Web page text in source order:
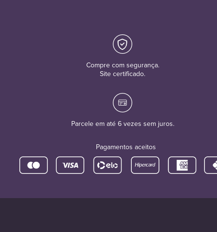
Compre com segurança.
Site certificado.
Parcele em até 6 vezes sem juros.
Pagamentos aceitos